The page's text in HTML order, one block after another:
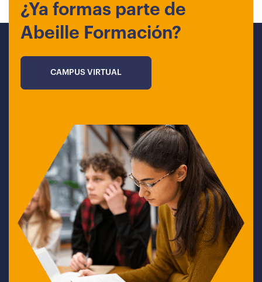
¿Ya formas parte de
Abeille Formación?
CAMPUS VIRTUAL